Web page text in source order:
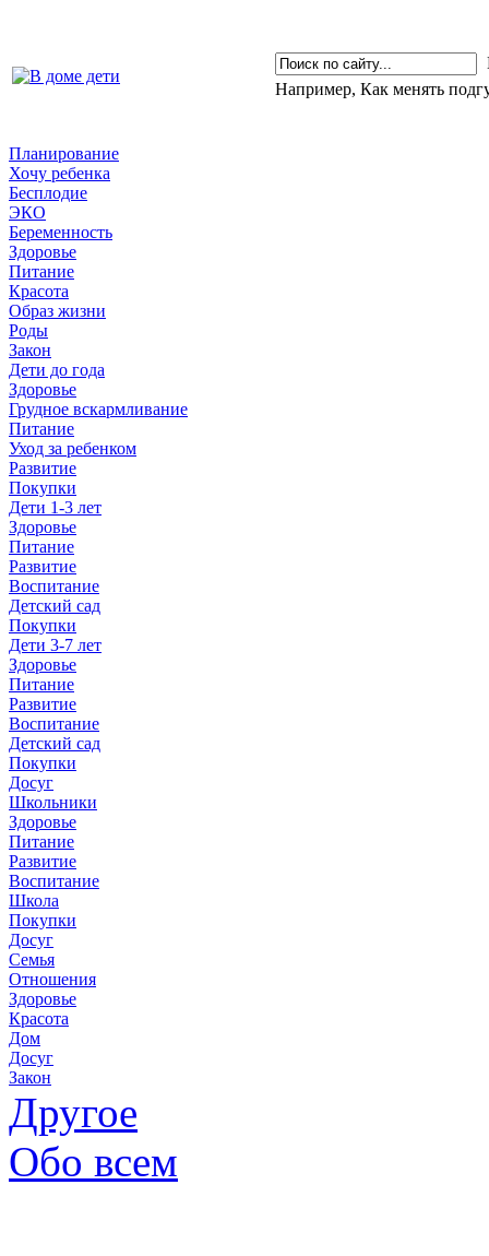
Например, Как менять
Планирование
Хочу ребенка
Бесплодие
ЭКО
Беременность
Здоровье
Питание
Красота
Образ жизни
Роды
Закон
Дети до года
Здоровье
Грудное вскармливание
Питание
Уход за ребенком
Развитие
Покупки
Дети 1-3 лет
Здоровье
Питание
Развитие
Воспитание
Детский сад
Покупки
Дети 3-7 лет
Здоровье
Питание
Развитие
Воспитание
Детский сад
Покупки
Досуг
Школьники
Здоровье
Питание
Развитие
Воспитание
Школа
Покупки
Досуг
Семья
Отношения
Здоровье
Красота
Дом
Досуг
Закон
Другое
Обо всем